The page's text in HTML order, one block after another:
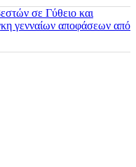
σε Γύθειο και
γενναίων αποφάσεων από